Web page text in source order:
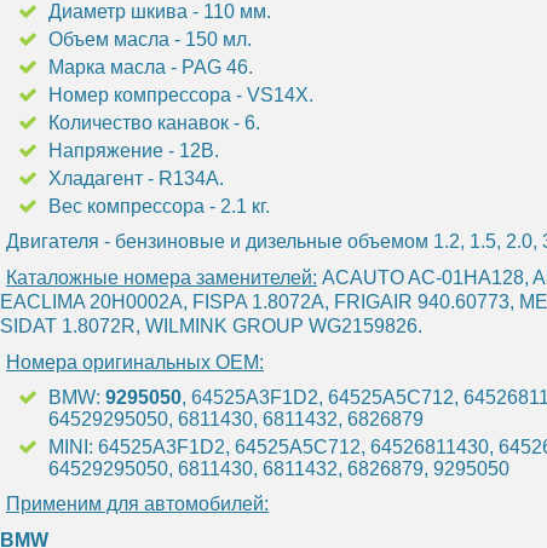
Диаметр шкива - 110 мм.
Объем масла - 150 мл.
Марка масла - PAG 46.
Номер компрессора - VS14X.
Количество канавок - 6.
Напряжение - 12В.
Хладагент - R134A.
Вес компрессора - 2.1 кг.
Двигателя - бензиновые и дизельные объемом 1.2, 1.5, 2.0,
Каталожные номера заменителей: ACAUTO AC-01HA128,
EACLIMA 20H0002A, FISPA 1.8072A, FRIGAIR 940.60773,
SIDAT 1.8072R, WILMINK GROUP WG2159826.
Номера оригинальных OEM:
BMW: 9295050, 64525A3F1D2, 64525A5C712,
64529295050, 6811430, 6811432, 6826879
MINI: 64525A3F1D2, 64525A5C712, 64526811430,
64529295050, 6811430, 6811432, 6826879, 9295050
Применим для автомобилей:
BMW